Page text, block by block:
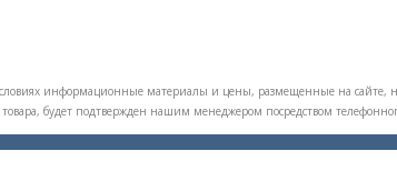
информационные материалы и цены, размещенные на сайте,
будет подтвержден нашим менеджером посредством